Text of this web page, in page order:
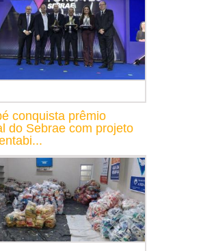
conquista prêmio
do Sebrae com projeto